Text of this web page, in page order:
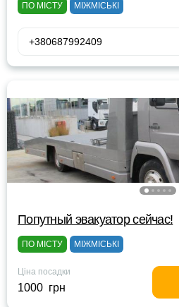
ПО МІСТУ МІЖМІСЬКІ
+380687992409
Попутный эвакуатор сейчас!
ПО МІСТУ МІЖМІСЬКІ
Ціна посадки
1000 грн